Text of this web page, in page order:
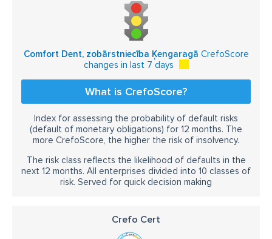
Comfort Dent, zobārstniecība Ķengaragā CrefoScore
changes in last 7 days
What is CrefoScore?
Index for assessing the probability of default risks
(default of monetary obligations) for 12 months. The
more CrefoScore, the higher the risk of insolvency.
The risk class reflects the likelihood of defaults in the
next 12 months. All enterprises divided into 10 classes of
risk. Served for quick decision making
Crefo Cert